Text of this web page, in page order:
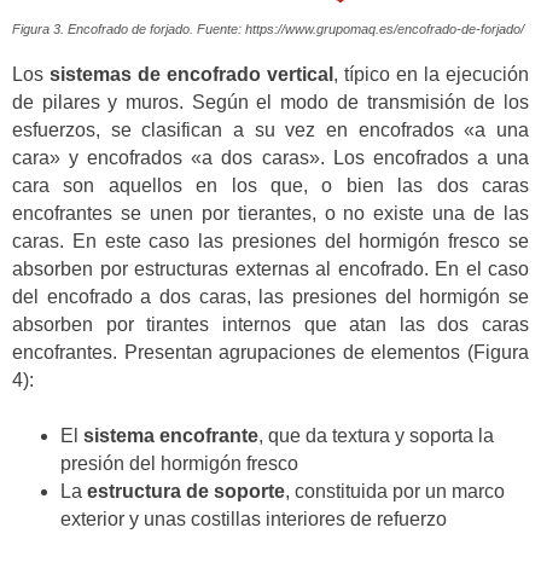
Figura 3. Encofrado de forjado. Fuente: https://www.grupomaq.es/encofrado-de-forjado/
Los sistemas de encofrado vertical , típico en la ejecución
de pilares y muros. Según el modo de transmisión de los
esfuerzos, se clasifican a su vez en encofrados «a una
cara» y encofrados «a dos caras». Los encofrados a una
cara son aquellos en los que, o bien las dos caras
encofrantes se unen por tierantes, o no existe una de las
caras. En este caso las presiones del hormigón fresco se
absorben por estructuras externas al encofrado. En el caso
del encofrado a dos caras, las presiones del hormigón se
absorben por tirantes internos que atan las dos caras
encofrantes. Presentan agrupaciones de elementos (Figura
4):
El sistema encofrante, que da textura y soporta la
presión del hormigón fresco
La estructura de soporte, constituida por un marco
exterior y unas costillas interiores de refuerzo